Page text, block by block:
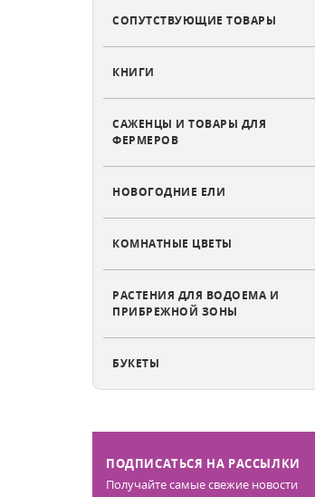
СОПУТСТВУЮЩИЕ ТОВАРЫ
КНИГИ
САЖЕНЦЫ И ТОВАРЫ ДЛЯ
ФЕРМЕРОВ
НОВОГОДНИЕ ЕЛИ
КОМНАТНЫЕ ЦВЕТЫ
РАСТЕНИЯ ДЛЯ ВОДОЕМА И
ПРИБРЕЖНОЙ ЗОНЫ
БУКЕТЫ
ПОДПИСАТЬСЯ НА РАССЫЛКИ
Получайте самые свежие новости
Лилейник Дестинд Ту Си
Есть в наличии
В КОРЗИНУ